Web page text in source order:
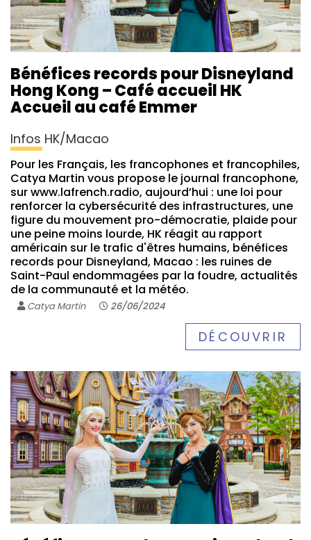
Bénéfices records pour Disneyland
Hong Kong – Café accueil HK
Accueil au café Emmer
Infos HK/Macao
Pour les Français, les francophones et francophiles,
Catya Martin vous propose le journal francophone,
sur www.lafrench.radio, aujourd’hui : une loi pour
renforcer la cybersécurité des infrastructures, une
figure du mouvement pro-démocratie, plaide pour
une peine moins lourde, HK réagit au rapport
américain sur le trafic d'êtres humains, bénéfices
records pour Disneyland, Macao : les ruines de
Saint-Paul endommagées par la foudre, actualités
de la communauté et la météo.
Catya Martin 26/06/2024
DÉCOUVRIR